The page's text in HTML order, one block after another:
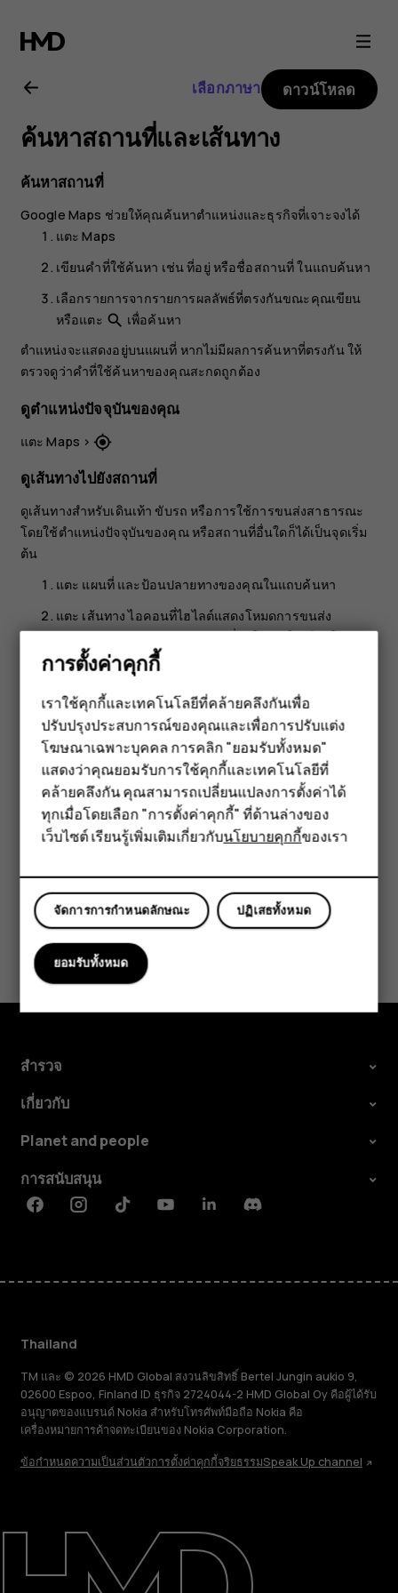
คู่มือ
ผู้
ใช้
Nokia
8.1
สมาร์ทโฟน
ฟีเจอร์โฟน
อุปกรณ์เสริม
แท็บเล็ต
เกี่ยวกับ
ซ่อมแซม ใช้ซ้ำ รีไซเคิล
การสนับสนุน
เลือกภาษา ดาวน์โหลด
ค้นหาสถานที่และเส้นทาง
ค้นหาสถานที่
Google Maps ช่วยให้คุณค้นหาตำแหน่งและธุรกิจที่เจาะจงได้
แตะMaps
เขียนคำที่ใช้ค้นหา เช่น ที่อยู่ หรือชื่อสถานที่ ในแถบค้นหา
เลือกรายการจากรายการผลลัพธ์ที่ตรงกันขณะคุณเขียน
หรือแตะ search เพื่อค้นหา
ตำแหน่งจะแสดงอยู่บนแผนที่ หากไม่มีผลการค้นหาที่ตรงกัน ให้
ตรวจดูว่าคำที่ใช้ค้นหาของคุณสะกดถูกต้อง
ดูตำแหน่งปัจจุบันของคุณ
แตะMaps > my_location
ดูเส้นทางไปยังสถานที่
ดูเส้นทางสำหรับเดินเท้า ขับรถ หรือการใช้การขนส่งสาธารณะ
โดยใช้ตำแหน่งปัจจุบันของคุณ หรือสถานที่อื่นใดก็ได้เป็นจุดเริ่ม
ต้น
แตะ แผนที่ และป้อนปลายทางของคุณในแถบค้นหา
แตะ เส้นทางไอคอนที่ไฮไลต์แสดงโหมดการขนส่ง
ตัวอย่างเช่น
หากต้องการเปลี่ยนโหมด ให้เลือกโหมด
ใหม่ใต้แถบค้นหา
หากคุณไม่ต้องการให้จุดเริ่มต้นเป็นตำแหน่งปัจจุบัน ให้แตะ
ตำแหน่งของคุณและค้นหาจุดเริ่มต้นใหม่
แตะเริ่มเพื่อเริ่มการนำทาง
แผนที่จะแสดงเส้นทาง พร้อมทั้งระยะทางไปยังสถานที่ดังกล่าวโดย
ประมาณ หากต้องการดูเส้นทางโดยละเอียด ให้เลื่อนขึ้นจากด้าน
ล่างของหน้าจอ
ข้อมูลนี้มีประโยชน์กับคุณหรือไม่
ใช่ ไม่
สำรวจ
เกี่ยวกับ
Planet and people
การสนับสนุน
FacebookInstagramTiktokYoutubeLinkedinDiscord
Thailand
TM และ © 2026 HMD Global สงวนลิขสิทธิ์ Bertel Jungin aukio 9,
02600 Espoo, Finland ID ธุรกิจ 2724044-2 HMD Global Oy คือผู้ได้รับ
อนุญาตของแบรนด์ Nokia สำหรับโทรศัพท์มือถือ Nokia คือ
เครื่องหมายการค้าจดทะเบียนของ Nokia Corporation.
ข้อกำหนดความเป็นส่วนตัวการตั้งค่าคุกกี้จริยธรรมSpeak Up channel
การตั้งค่าคุกกี้
เราใช้คุกกี้และเทคโนโลยีที่คล้ายคลึงกันเพื่อ
ปรับปรุงประสบการณ์ของคุณและเพื่อการปรับแต่ง
โฆษณาเฉพาะบุคคล การคลิก "ยอมรับทั้งหมด"
แสดงว่าคุณยอมรับการใช้คุกกี้และเทคโนโลยีที่
คล้ายคลึงกัน คุณสามารถเปลี่ยนแปลงการตั้งค่าได้
ทุกเมื่อโดยเลือก "การตั้งค่าคุกกี้" ที่ด้านล่างของ
เว็บไซต์ เรียนรู้เพิ่มเติมเกี่ยวกับนโยบายคุกกี้ของเรา
ปฏิเสธทั้งหมด
จัดการการกำหนดลักษณะ
ยอมรับทั้งหมด